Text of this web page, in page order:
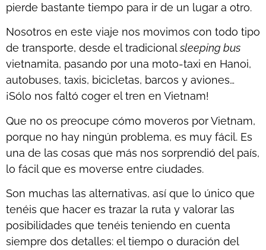
pierde bastante tiempo para ir de un lugar a otro.
Nosotros en este viaje nos movimos con todo tipo
de transporte, desde el tradicionalsleeping bus
vietnamita, pasando por una moto-taxi en Hanoi,
autobuses, taxis, bicicletas, barcos y aviones…
¡Sólo nos faltó coger el tren en Vietnam!
Que no os preocupe cómo moveros por Vietnam,
porque no hay ningún problema, es muy fácil. Es
una de las cosas que más nos sorprendió del país,
lo fácil que es moverse entre ciudades.
Son muchas las alternativas, así que lo único que
tenéis que hacer es trazar la ruta y valorar las
posibilidades que tenéis teniendo en cuenta
siempre dos detalles: el tiempo o duración del